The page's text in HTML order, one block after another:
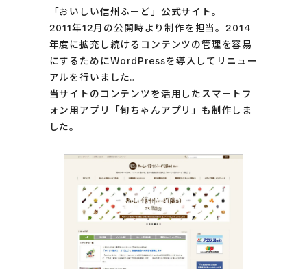
「おいしい信州ふーど」公式サイト。
2011年12月の公開時より制作を担当。2014
年度に拡充し続けるコンテンツの管理を容易
にするためにWordPressを導入してリニュー
アルを行いました。
当サイトのコンテンツを活用したスマートフ
ォン用アプリ
「旬ちゃんアプリ」 も制作しま
した。